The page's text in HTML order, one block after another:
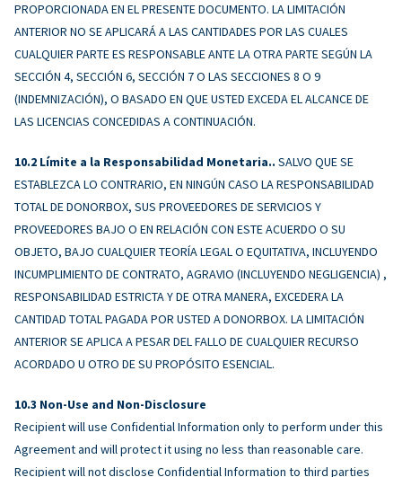
PROPORCIONADA EN EL PRESENTE DOCUMENTO. LA LIMITACIÓN
ANTERIOR NO SE APLICARÁ A LAS CANTIDADES POR LAS CUALES
CUALQUIER PARTE ES RESPONSABLE ANTE LA OTRA PARTE SEGÚN LA
SECCIÓN 4, SECCIÓN 6, SECCIÓN 7 O LAS SECCIONES 8 O 9
(INDEMNIZACIÓN), O BASADO EN QUE USTED EXCEDA EL ALCANCE DE
LAS LICENCIAS CONCEDIDAS A CONTINUACIÓN.
Límite a la Responsabilidad Monetaria.. SALVO QUE SE
ESTABLEZCA LO CONTRARIO, EN NINGÚN CASO LA RESPONSABILIDAD
TOTAL DE DONORBOX, SUS PROVEEDORES DE SERVICIOS Y
PROVEEDORES BAJO O EN RELACIÓN CON ESTE ACUERDO O SU
OBJETO, BAJO CUALQUIER TEORÍA LEGAL O EQUITATIVA, INCLUYENDO
INCUMPLIMIENTO DE CONTRATO, AGRAVIO (INCLUYENDO NEGLIGENCIA) ,
RESPONSABILIDAD ESTRICTA Y DE OTRA MANERA, EXCEDERA LA
CANTIDAD TOTAL PAGADA POR USTED A DONORBOX. LA LIMITACIÓN
ANTERIOR SE APLICA A PESAR DEL FALLO DE CUALQUIER RECURSO
ACORDADO U OTRO DE SU PROPÓSITO ESENCIAL.
Non-Use and Non-Disclosure
Recipient will use Confidential Information only to perform under this
Agreement and will protect it using no less than reasonable care.
Recipient will not disclose Confidential Information to third parties